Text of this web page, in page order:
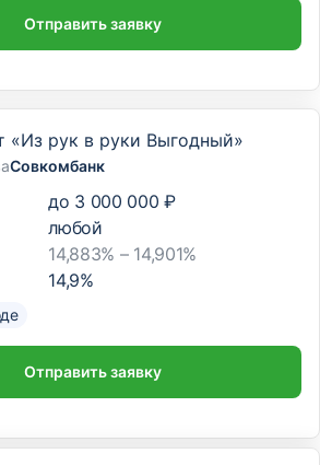
Отправить заявку
«Из рук в руки Выгодный»
Совкомбанк
до 3 000 000 ₽
любой
14,883% – 14,901%
14,9%
Отправить заявку